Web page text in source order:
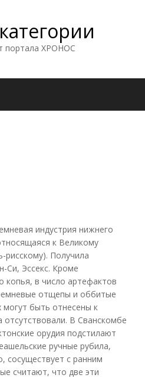
портала ХРОНОС
индустрия нижнего
к Великому
Получила
Си, Эссекс. Кроме
копья, в число артефактов
отщепы и оббитые
могут быть отнесены к
В Сванскомбе
орудия подстилают
ручные рубила,
сосуществует с ранним
считают, что две эти